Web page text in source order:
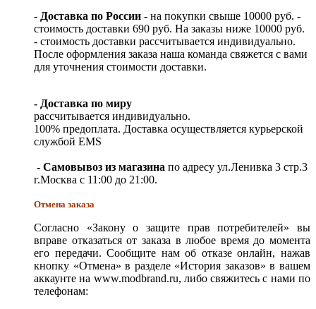
- Доставка по России - на покупки свыше 10000 руб. -
стоимость доставки 690 руб. На заказы ниже 10000 руб.
- стоимость доставки рассчитывается индивидуально.
После оформления заказа наша команда свяжется с вами
для уточнения стоимости доставки.
- Доставка по миру
рассчитывается индивидуально.
100% предоплата. Доставка осуществляется курьерской
службой EMS
- Самовывоз из магазина по адресу ул.Ленивка 3 стр.3
г.Москва с 11:00 до 21:00.
Отмена заказа
Согласно «Закону о защите прав потребителей» вы
вправе отказаться от заказа в любое время до момента
его передачи. Сообщите нам об отказе онлайн, нажав
кнопку «Отмена» в разделе «История заказов» в вашем
аккаунте на www.modbrand.ru, либо свяжитесь с нами по
телефонам: